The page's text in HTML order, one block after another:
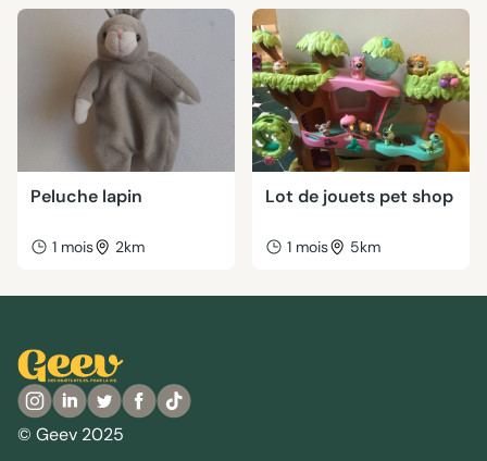
Peluche lapin
1 mois 2km
Lot de jouets pet shop
1 mois 5km
© Geev 2025